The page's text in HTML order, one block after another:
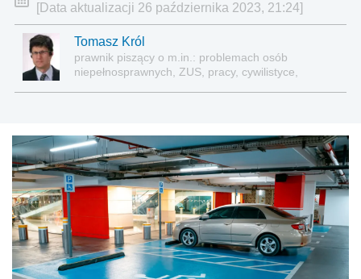
[Data aktualizacji 26 października 2023, 21:24]
Tomasz Król
prawnik piszący o m.in.: problemach osób
niepełnosprawnych, ZUS, pracy, cywilistyce,